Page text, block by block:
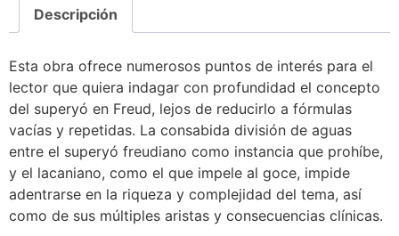
Descripción
Esta obra ofrece numerosos puntos de interés para el
lector que quiera indagar con profundidad el concepto
del superyó en Freud, lejos de reducirlo a fórmulas
vacías y repetidas. La consabida división de aguas
entre el superyó freudiano como instancia que prohíbe,
y el lacaniano, como el que impele al goce, impide
adentrarse en la riqueza y complejidad del tema, así
como de sus múltiples aristas y consecuencias clínicas.